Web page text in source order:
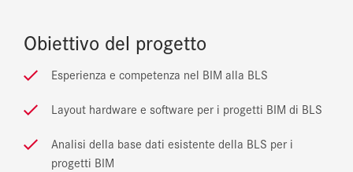
Obiettivo del progetto
Esperienza e competenza nel BIM alla BLS
Layout hardware e software per i progetti BIM di BLS
Analisi della base dati esistente della BLS per i
progetti BIM